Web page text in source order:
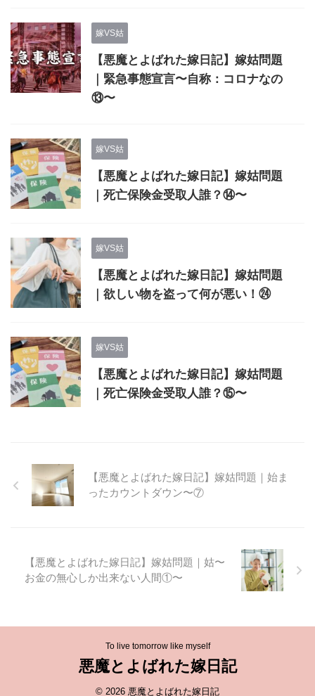
嫁VS姑
【悪魔とよばれた嫁日記】嫁姑問題
｜緊急事態宣言〜自称：コロナなの
⑬〜
嫁VS姑
【悪魔とよばれた嫁日記】嫁姑問題
｜死亡保険金受取人誰？⑭〜
嫁VS姑
【悪魔とよばれた嫁日記】嫁姑問題
｜欲しい物を盗って何が悪い！㉔
嫁VS姑
【悪魔とよばれた嫁日記】嫁姑問題
｜死亡保険金受取人誰？⑮〜
【悪魔とよばれた嫁日記】嫁姑問題｜始ま
ったカウントダウン〜⑦
【悪魔とよばれた嫁日記】嫁姑問題｜姑〜
お金の無心しか出来ない人間①〜
To live tomorrow like myself
悪魔とよばれた嫁日記
© 2026 悪魔とよばれた嫁日記